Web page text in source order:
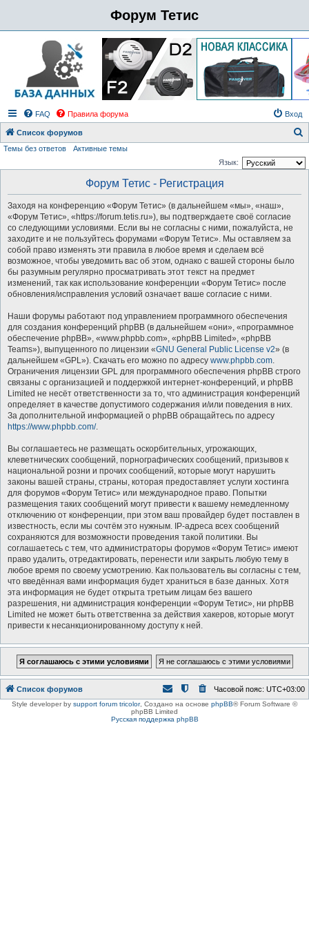
Форум Тетис
FAQ Правила форума Вход
Список форумов
Темы без ответов
Активные темы
Язык:
Форум Тетис - Регистрация
Заходя на конференцию «Форум Тетис» (в дальнейшем «мы», «наш»,
«Форум Тетис», «https://forum.tetis.ru»), вы подтверждаете своё согласие
со следующими условиями. Если вы не согласны с ними, пожалуйста, не
заходите и не пользуйтесь форумами «Форум Тетис». Мы оставляем за
собой право изменять эти правила в любое время и сделаем всё
возможное, чтобы уведомить вас об этом, однако с вашей стороны было
бы разумным регулярно просматривать этот текст на предмет
изменений, так как использование конференции «Форум Тетис» после
обновления/исправления условий означает ваше согласие с ними.
Наши форумы работают под управлением программного обеспечения
для создания конференций phpBB (в дальнейшем «они», «программное
обеспечение phpBB», «www.phpbb.com», «phpBB Limited», «phpBB
Teams»), выпущенного по лицензии «GNU General Public License v2» (в
дальнейшем «GPL»). Скачать его можно по адресу www.phpbb.com.
Ограничения лицензии GPL для программного обеспечения phpBB строго
связаны с организацией и поддержкой интернет-конференций, и phpBB
Limited не несёт ответственности за то, что администрация конференций
определяет в качестве допустимого содержания и/или поведения в них.
За дополнительной информацией о phpBB обращайтесь по адресу
https://www.phpbb.com/.
Вы соглашаетесь не размещать оскорбительных, угрожающих,
клеветнических сообщений, порнографических сообщений, призывов к
национальной розни и прочих сообщений, которые могут нарушить
законы вашей страны, страны, которая предоставляет услуги хостинга
для форумов «Форум Тетис» или международное право. Попытки
размещения таких сообщений могут привести к вашему немедленному
отключению от конференции, при этом ваш провайдер будет поставлен в
известность, если мы сочтём это нужным. IP-адреса всех сообщений
сохраняются для возможности проведения такой политики. Вы
соглашаетесь с тем, что администраторы форумов «Форум Тетис» имеют
право удалить, отредактировать, перенести или закрыть любую тему в
любое время по своему усмотрению. Как пользователь вы согласны с тем,
что введённая вами информация будет храниться в базе данных. Хотя
эта информация не будет открыта третьим лицам без вашего
разрешения, ни администрация конференции «Форум Тетис», ни phpBB
Limited не может быть ответственна за действия хакеров, которые могут
привести к несанкционированному доступу к ней.
Список форумов Часовой пояс: UTC+03:00
Style developer by support forum tricolor, Создано на основе phpBB® Forum Software ©
phpBB Limited
Русская поддержка phpBB